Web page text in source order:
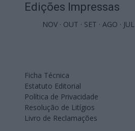
Edições Impressas
NOV · OUT · SET · AGO · JUL
Ficha Técnica
Estatuto Editorial
Política de Privacidade
Resolução de Litígios
Livro de Reclamações